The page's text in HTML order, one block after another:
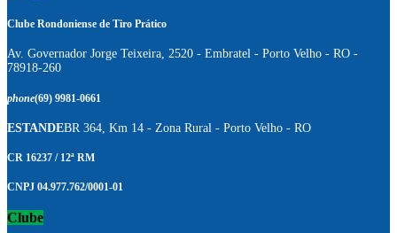
Clube Rondoniense de Tiro Prático
Av. Governador Jorge Teixeira, 2520 - Embratel - Porto Velho - RO -
78918-260
phone(69) 9981-0661
ESTANDEBR 364, Km 14 - Zona Rural - Porto Velho - RO
CR 16237 / 12ª RM
CNPJ 04.977.762/0001-01
Clube